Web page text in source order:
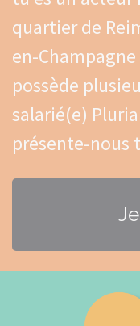
quartier de
en-
possède
salarié(e)
présente-nous